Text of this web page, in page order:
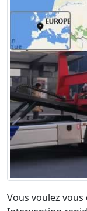
Vous voulez